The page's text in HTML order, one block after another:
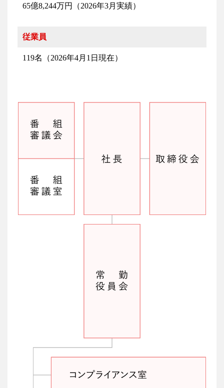
65億8,244万円（2026年3月実績）
従業員
119名（2026年4月1日現在）